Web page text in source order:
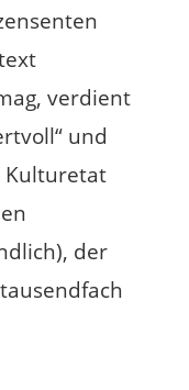
verdient
und
Kulturetat
der